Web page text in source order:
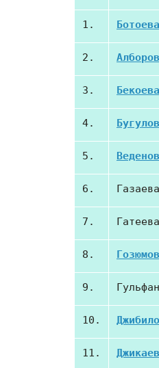
1.
2.
3.
4.
5.
6.
7.
8.
9.
10.
11.